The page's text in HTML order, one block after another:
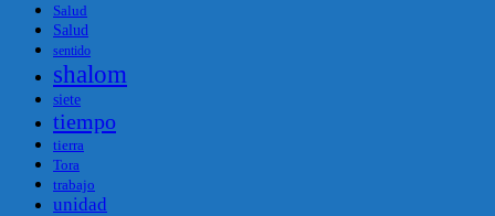
Salud
Salud
sentido
shalom
siete
tiempo
tierra
Tora
trabajo
unidad